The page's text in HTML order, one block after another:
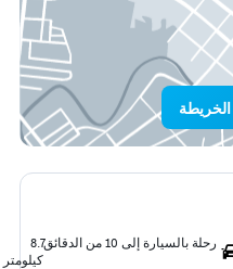
رحلة بالسيارة إلى 10 من الدقائق
8.7
كيلومتر